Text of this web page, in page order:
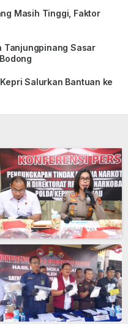
Masih Tinggi, Faktor
Tanjungpinang Sasar
Salurkan Bantuan ke